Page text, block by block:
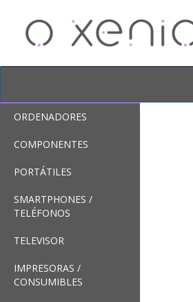
ORDENADORES
COMPONENTES
PORTÁTILES
SMARTPHONES /
TELÉFONOS
TELEVISOR
IMPRESORAS /
CONSUMIBLES